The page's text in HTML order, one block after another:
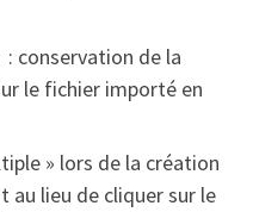
conservation de la
le fichier importé en
» lors de la création
au lieu de cliquer sur le